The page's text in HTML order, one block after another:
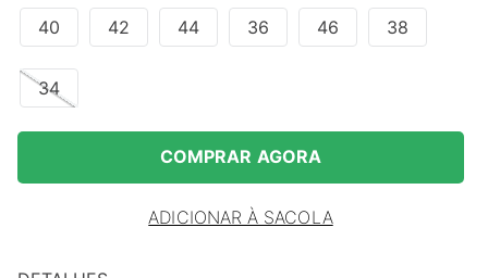
40 42 44 36 46 38
34
COMPRAR AGORA
ADICIONAR À SACOLA